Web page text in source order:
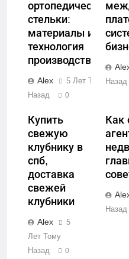
ортопедические
стельки:
материалы и
технология
производства
Alex
5 Лет Тому
Назад
0
Назад
Купить
свежую
клубнику в
спб,
доставка
свежей
клубники
Alex
5
Лет Тому
Назад
0
Как
Назад